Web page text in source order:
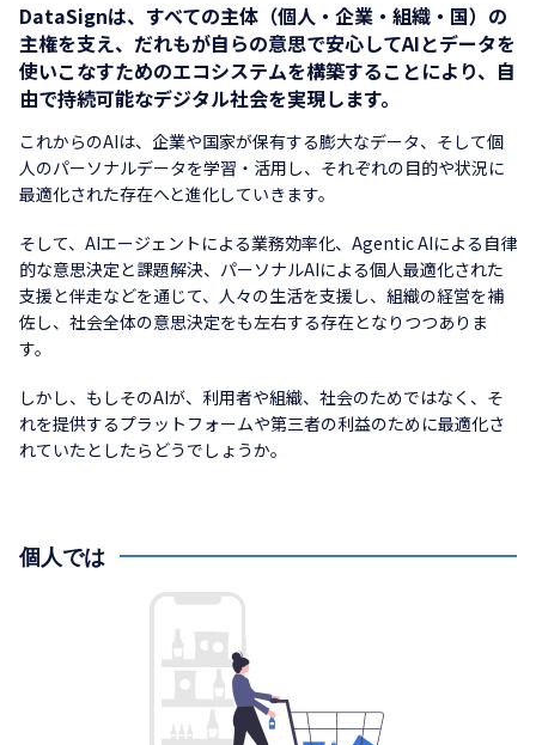
DataSignは、すべての主体（個人・企業・組織・国）の
主権を支え、 だれもが自らの意思で安心してAIとデータを
使いこなすためのエコシステムを構築することにより、自
由で持続可能なデジタル社会を実現します。
これからのAIは、企業や国家が保有する膨大なデータ、そして個
人のパーソナルデータを学習・活用し、それぞれの目的や状況に
最適化された存在へと進化していきます。
そして、AIエージェントによる業務効率化、Agentic AIによる自律
的な意思決定と課題解決、パーソナルAIによる個人最適化された
支援と伴走などを通じて、人々の生活を支援し、組織の経営を補
佐し、社会全体の意思決定をも左右する存在となりつつありま
す。
しかし、もしそのAIが、利用者や組織、社会のためではなく、そ
れを提供するプラットフォームや第三者の利益のために最適化さ
れていたとしたらどうでしょうか。
個人では